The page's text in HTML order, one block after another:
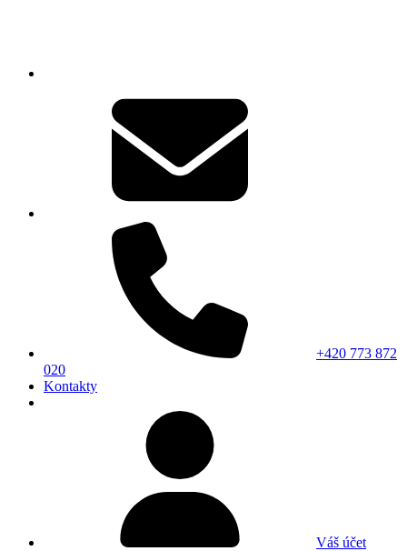
+420 773 872
020
Kontakty
Váš účet